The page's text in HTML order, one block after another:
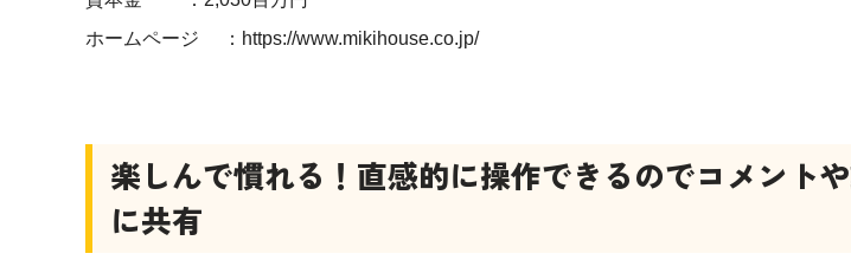
ホームページ ： https://www.mikihouse.co.jp/
楽しんで慣れる！直感的に操作できるのでコメント
に共有